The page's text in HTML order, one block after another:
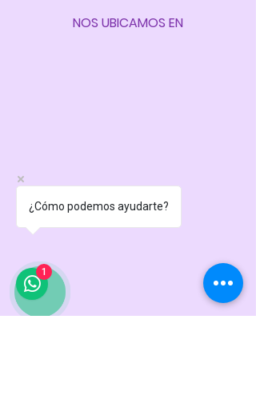
NOS UBICAMOS EN
¿Cómo podemos ayudarte?
1